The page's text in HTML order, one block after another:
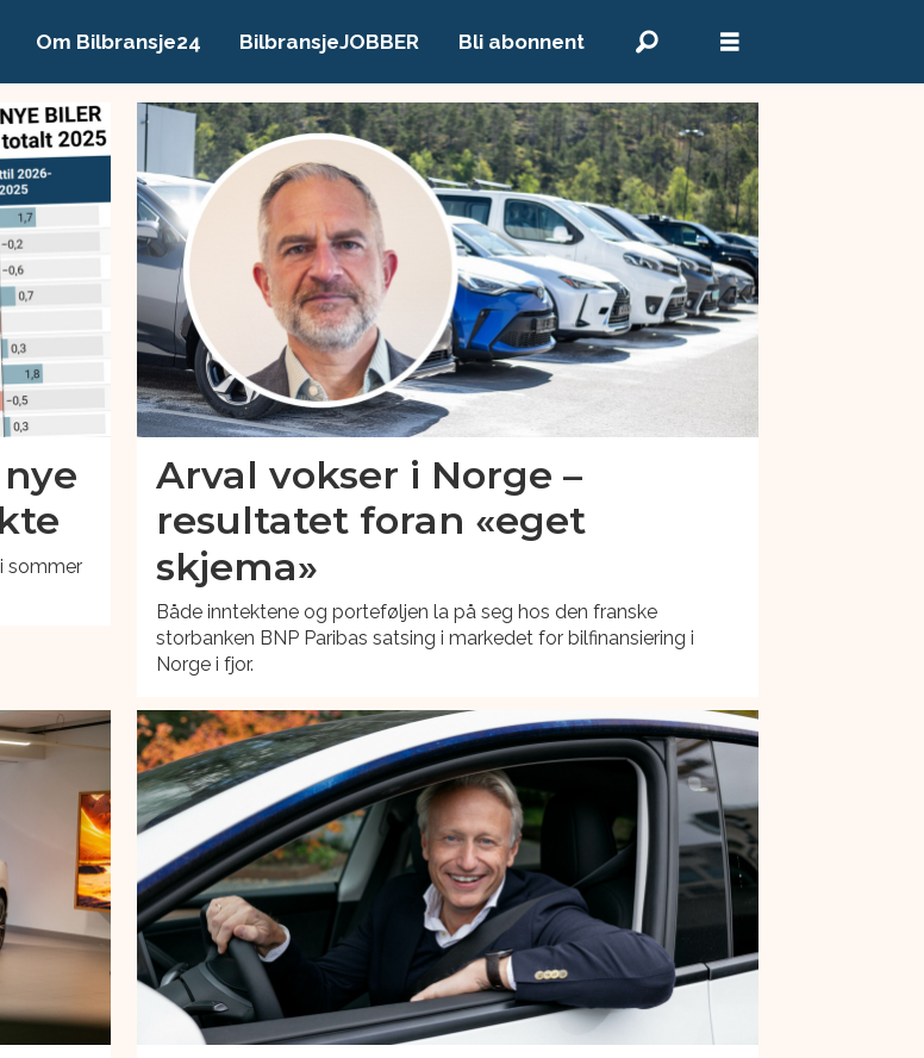
Om Bilbransje24 BilbransjeJOBBER Bli abonnent
sommer
Arval vokser i Norge –
resultatet foran «eget
skjema»
Både inntektene og porteføljen la på seg hos den franske
storbanken BNP Paribas satsing i markedet for bilfinansiering i
Norge i fjor.